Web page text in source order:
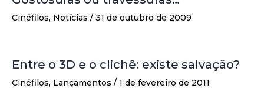
Cinéfilos, Notícias / 31 de outubro de 2009
Entre o 3D e o clichê: existe salvação?
Cinéfilos, Lançamentos / 1 de fevereiro de 2011